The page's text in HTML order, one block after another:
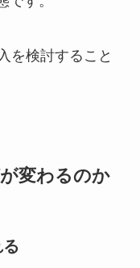
を検討すること
変わるのか